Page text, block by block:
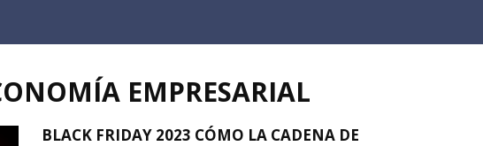
EMPRESARIAL
BLACK FRIDAY 2023 CÓMO LA CADENA DE